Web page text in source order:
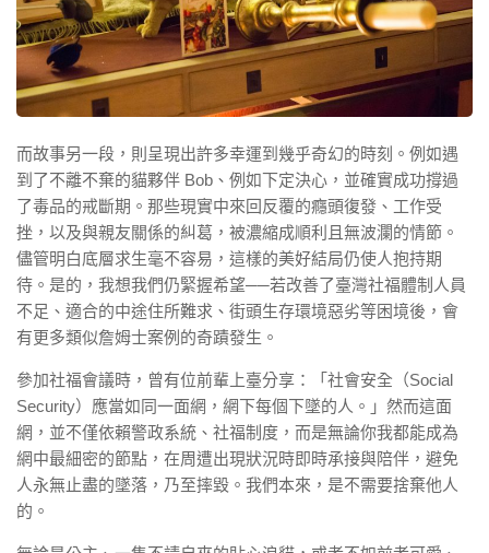
而故事另一段，則呈現出許多幸運到幾乎奇幻的時刻。例如遇
到了不離不棄的貓夥伴 Bob、例如下定決心，並確實成功撐過
了毒品的戒斷期。那些現實中來回反覆的癮頭復發、工作受
挫，以及與親友關係的糾葛，被濃縮成順利且無波瀾的情節。
儘管明白底層求生毫不容易，這樣的美好結局仍使人抱持期
待。是的，我想我們仍緊握希望──若改善了臺灣社福體制人員
不足、適合的中途住所難求、街頭生存環境惡劣等困境後，會
有更多類似詹姆士案例的奇蹟發生。
參加社福會議時，曾有位前輩上臺分享：「社會安全（Social
Security）應當如同一面網，網下每個下墜的人。」然而這面
網，並不僅依賴警政系統、社福制度，而是無論你我都能成為
網中最細密的節點，在周遭出現狀況時即時承接與陪伴，避免
人永無止盡的墜落，乃至摔毀。我們本來，是不需要捨棄他人
的。